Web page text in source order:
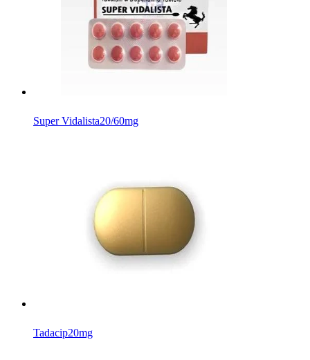
Super Vidalista20/60mg
Tadacip20mg